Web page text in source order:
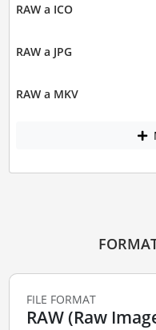
RAW a ICO
RAW a JPG
RAW a MKV
FILE FORMAT
RAW (Raw